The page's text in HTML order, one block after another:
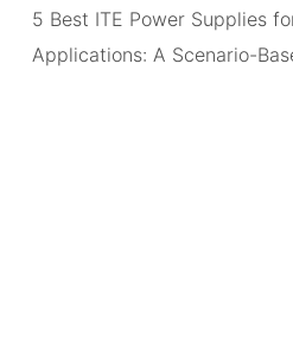
5 Best ITE Power Supplies
Applications: A Scenario-